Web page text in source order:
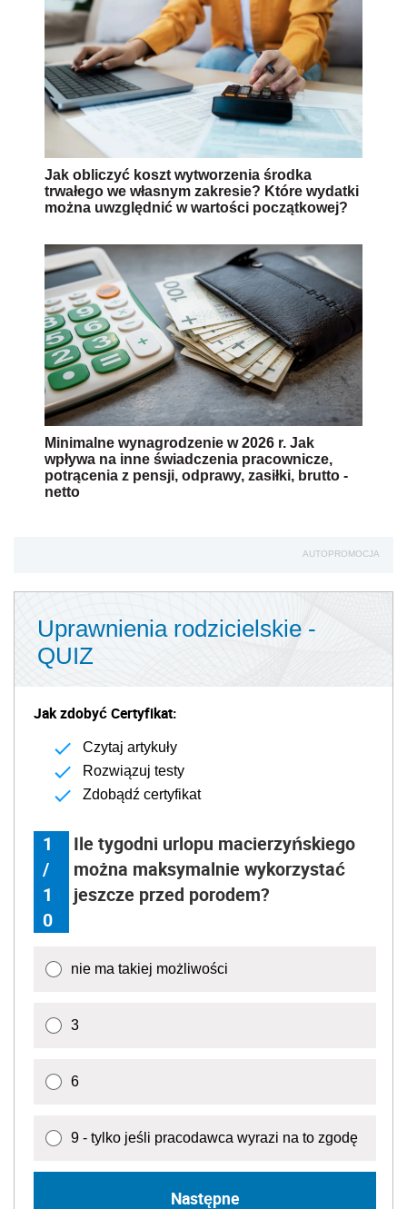
Jak obliczyć koszt wytworzenia środka
trwałego we własnym zakresie? Które wydatki
można uwzględnić w wartości początkowej?
Minimalne wynagrodzenie w 2026 r. Jak
wpływa na inne świadczenia pracownicze,
potrącenia z pensji, odprawy, zasiłki, brutto -
netto
AUTOPROMOCJA
Uprawnienia rodzicielskie -
QUIZ
Jak zdobyć Certyfikat:
Czytaj artykuły
Rozwiązuj testy
Zdobądź certyfikat
1
/
1
0
Ile tygodni urlopu macierzyńskiego
można maksymalnie wykorzystać
jeszcze przed porodem?
nie ma takiej możliwości
3
6
9 - tylko jeśli pracodawca wyrazi na to zgodę
Następne